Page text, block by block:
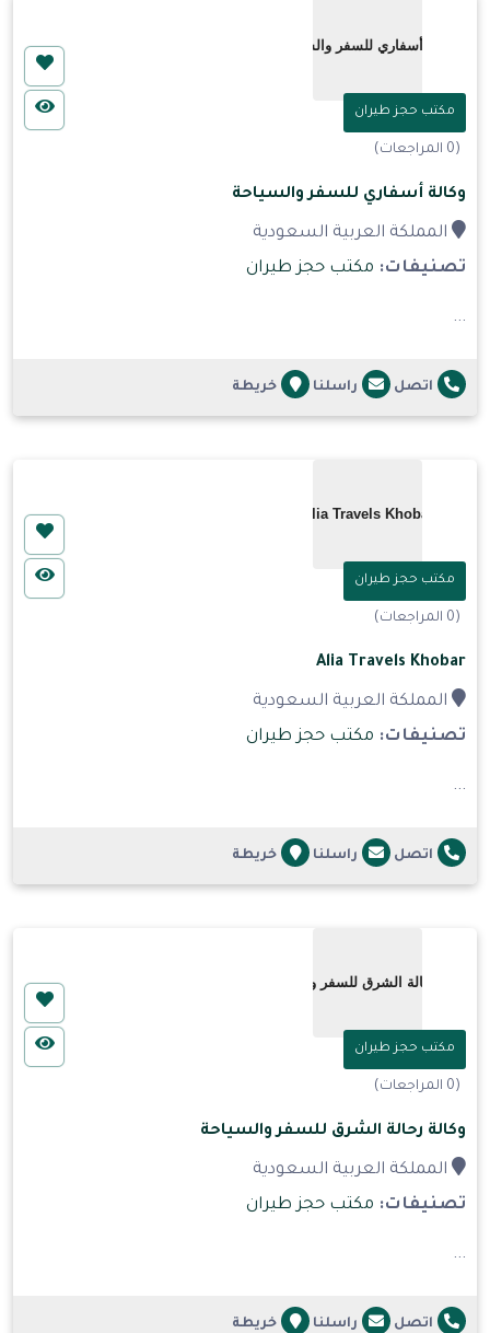
مكتب حجز طيران
(0 المراجعات)
وكالة أسفاري للسفر والسياحة
المملكة العربية السعودية
تصنيفات: مكتب حجز طيران
...
اتصل راسلنا خريطة
مكتب حجز طيران
(0 المراجعات)
Alia Travels Khobar
المملكة العربية السعودية
تصنيفات: مكتب حجز طيران
...
اتصل راسلنا خريطة
مكتب حجز طيران
(0 المراجعات)
وكالة رحالة الشرق للسفر والسياحة
المملكة العربية السعودية
تصنيفات: مكتب حجز طيران
...
اتصل راسلنا خريطة